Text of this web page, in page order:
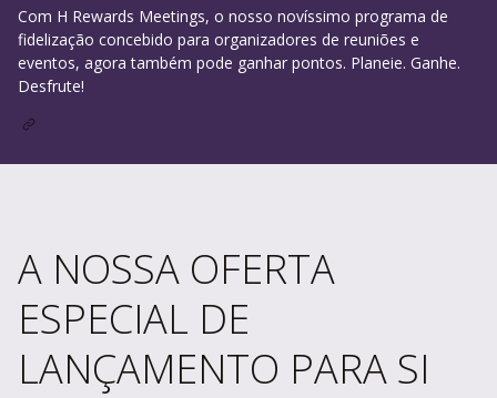
Com H Rewards Meetings, o nosso novíssimo programa de
fidelização concebido para organizadores de reuniões e
eventos, agora também pode ganhar pontos. Planeie. Ganhe.
Desfrute!
A NOSSA OFERTA
ESPECIAL DE
LANÇAMENTO PARA SI